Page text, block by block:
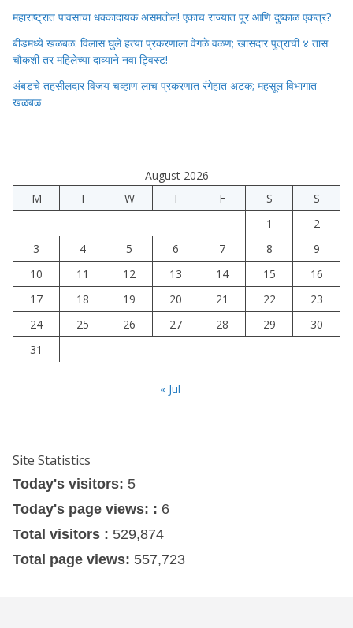
महाराष्ट्रात पावसाचा धक्कादायक असमतोल! एकाच राज्यात पूर आणि दुष्काळ एकत्र?
बीडमध्ये खळबळ: विलास घुले हत्या प्रकरणाला वेगळे वळण; खासदार पुत्राची ४ तास
चौकशी तर महिलेच्या दाव्याने नवा ट्विस्ट!
अंबडचे तहसीलदार विजय चव्हाण लाच प्रकरणात रंगेहात अटक; महसूल विभागात
खळबळ
August 2026
M
T W T F S
S
1
2
3
4 5 6 7 8
9
10
11 12 13 14 15
16
17
18 19 20 21 22
23
24
25 26 27 28 29
30
31
« Jul
Site Statistics
Today's visitors: 5
Today's page views: : 6
Total visitors : 529,874
Total page views: 557,723